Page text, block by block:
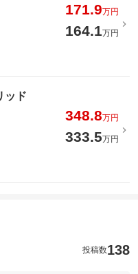
171.9万円
164.1万円
ッド
348.8万円
333.5万円
投稿数138